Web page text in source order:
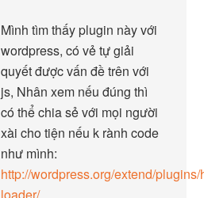
Mình tìm thấy plugin này với
wordpress, có vẻ tự giải
quyết được vấn đề trên với
js, Nhân xem nếu đúng thì
có thể chia sẻ với mọi người
xài cho tiện nếu k rành code
như mình:
http://wordpress.org/extend/